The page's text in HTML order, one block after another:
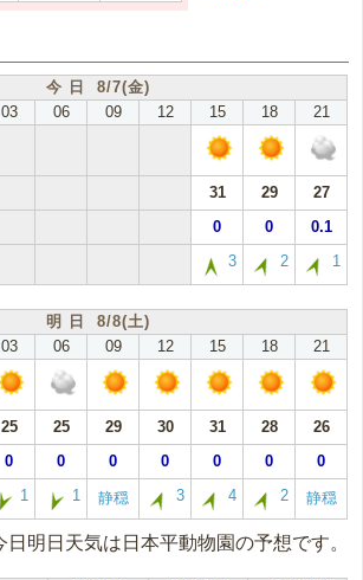
今 日 8/7(金)
03 06 09 12 15 18 21
31 29
27
0 0 0.1
3 2 1
明 日 8/8(土)
03 06 09 12 15 18 21
25 25 29 30 31 28
26
0 0 0 0 0 0 0
1 1 静穏 3 4 2 静穏
日明日天気は日本平動物園の予想です。